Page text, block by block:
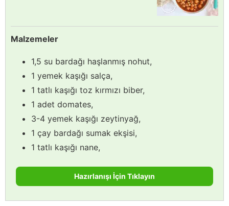
Malzemeler
1,5 su bardağı haşlanmış nohut,
1 yemek kaşığı salça,
1 tatlı kaşığı toz kırmızı biber,
1 adet domates,
3-4 yemek kaşığı zeytinyağ,
1 çay bardağı sumak ekşisi,
1 tatlı kaşığı nane,
Hazırlanışı İçin Tıklayın